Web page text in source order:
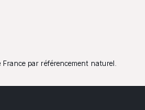
par référencement naturel.